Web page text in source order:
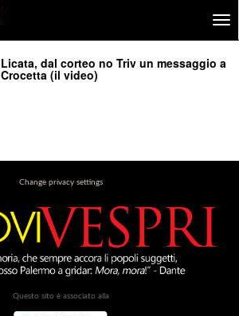
Licata, dal corteo no Triv un messaggio a
Crocetta (il video)
Change privacy settings
Questo sito è associato alla